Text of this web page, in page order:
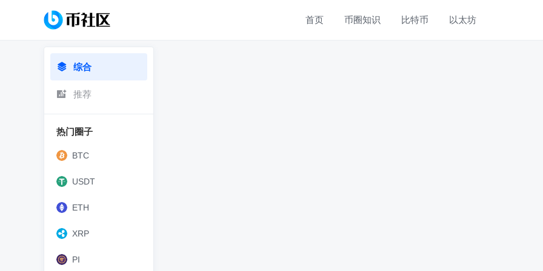
首页 币圈知识 比特币 以太坊
综合
推荐
热门圈子
BTC
USDT
ETH
XRP
PI